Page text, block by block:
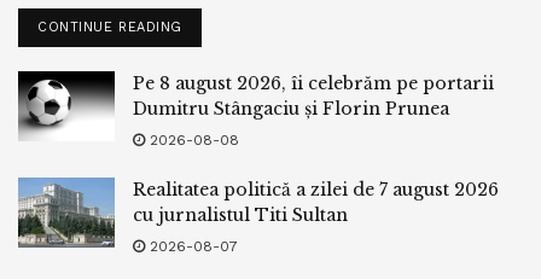
CONTINUE READING
Pe 8 august 2026, îi celebrăm pe portarii
Dumitru Stângaciu și Florin Prunea
2026-08-08
Realitatea politică a zilei de 7 august 2026
cu jurnalistul Titi Sultan
2026-08-07